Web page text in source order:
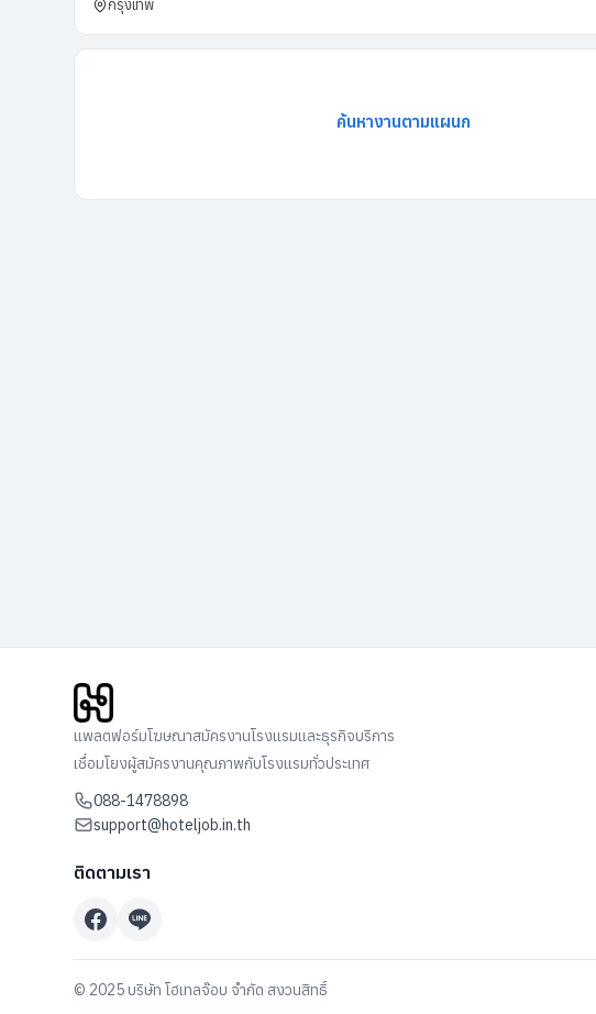
กรุงเทพ
ค้นหางานตามแผนก
แพลตฟอร์มโฆษณาสมัครงานโรงแรมและธุรกิจบริการ
เชื่อมโยงผู้สมัครงานคุณภาพกับโรงแรมทั่วประเทศ
088-1478898
support@hoteljob.in.th
ติดตามเรา
© 2025 บริษัท โฮเทลจ๊อบ จำกัด สงวนสิทธิ์